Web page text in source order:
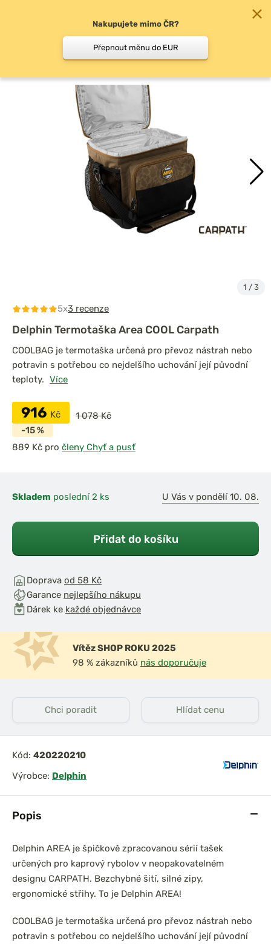
Jídelní tašky a sady
1 / 3
Popis
Delphin AREA je špičkově zpracovanou sérií tašek
určených pro kaprový rybolov v neopakovatelném
designu CARPATH. Bezchybné šití, silné zipy,
ergonomické střihy. To je Delphin AREA!
COOLBAG je termotaška určená pro převoz nástrah nebo
potravin s potřebou co nejdelšího uchování její původní
5x3 recenze
Delphin Termotaška Area COOL Carpath
COOLBAG je termotaška určená pro převoz nástrah nebo
potravin s potřebou co nejdelšího uchování její původní
teploty. Více
916 Kč
1 078 Kč
-15 %
pro členy Chyť a pusť
Skladem poslední 2 ks U Vás v pondělí 10. 08.
Přidat do košíku
Doprava od 58 Kč
Garance nejlepšího nákupu
Dárek ke každé objednávce
Vítěz SHOP ROKU 2025
98 % zákazníků nás doporučuje
Chci poradit Hlídat cenu
Kód: 420220210
Výrobce: Delphin
Nakupujete mimo ČR?
Přepnout měnu do EUR